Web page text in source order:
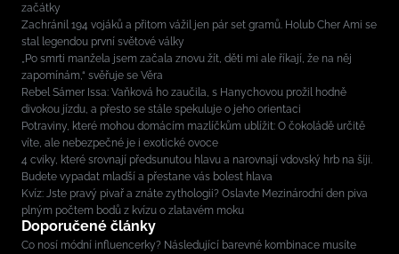
začátky
Zachránil 194 vojáků a přitom vážil jen pár set gramů. Holub Cher Ami se
stal legendou první světové války
„Po smrti manžela jsem začala znovu žít, děti mi ale říkají, že na něj
zapomínám,“ svěřuje se Věra
Rebel Sámer Issa: Vaňková ho zaučila, s Hanychovou prožil hodně
divokou jízdu, a přesto se stále spekuluje o jeho orientaci
Potraviny, které mohou domácím mazlíčkům ublížit: O čokoládě určitě
víte, ale nebezpečné je i exotické ovoce
4 cviky, které srovnají předsunutou hlavu a narovnají vdovský hrb na šíji.
Budete vypadat mladší a přestane vás bolest hlava
Kvíz: Jste pravý pivař a znáte zythologii? Oslavte Mezinárodní den piva
plným počtem bodů z kvízu o zlatavém moku
Doporučené články
Co nosí módní influencerky? Následující barevné kombinace musíte